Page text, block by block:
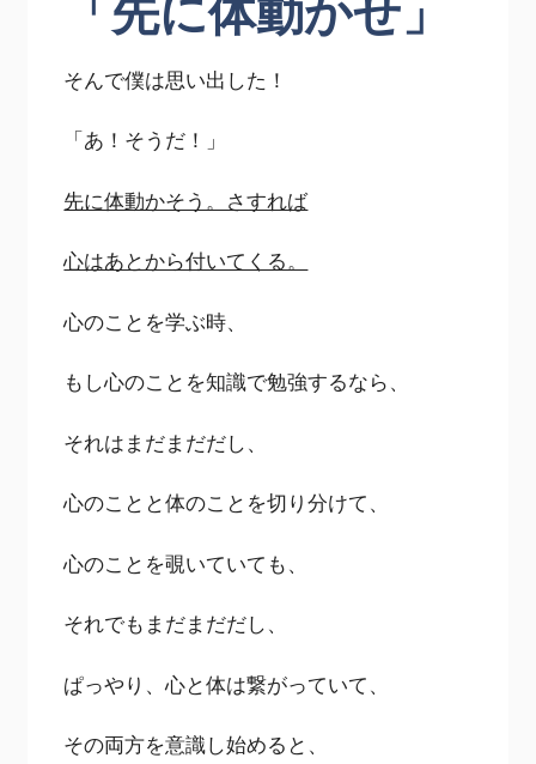
そんで僕は思い出した！
「あ！そうだ！」
先に体動かそう。さすれば
心はあとから付いてくる。
心のことを学ぶ時、
もし心のことを知識で勉強するなら、
それはまだまだだし、
心のことと体のことを切り分けて、
心のことを覗いていても、
それでもまだまだだし、
ぱっやり、心と体は繋がっていて、
その両方を意識し始めると、